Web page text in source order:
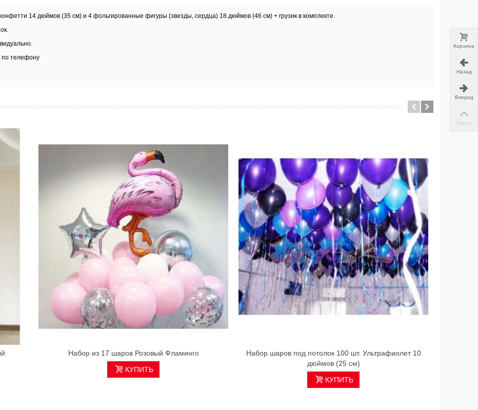
14 дюймов (35 см) и 4 фольгированные фигуры (звезды, сердца) 18 дюймов (46 см) + грузик в комплекте.
по телефону
Набор из 17 шаров Розовый Фламинго
КУПИТЬ
Набор шаров под потолок 100 шт. Ультрафиолет 10
дюймов (25 см)
КУПИТЬ
Корзина
Назад
Вперед
Вверх